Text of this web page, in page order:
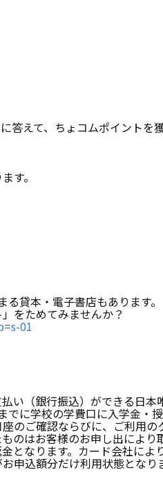
えて、ちょコムポイントを
す。
貸本・電子書店もあります。
をためてみませんか？
01
い（銀行振込）ができる日本
に学校の学費口に入学金
のご確認ならびに、ご利用の
のはお客様のお申し出によ
となります。カード会社に
申込額分だけ利用状態となり